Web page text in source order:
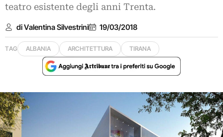
teatro esistente degli anni Trenta.
di Valentina Silvestrini 19/03/2018
TAG ALBANIA ARCHITETTURA TIRANA